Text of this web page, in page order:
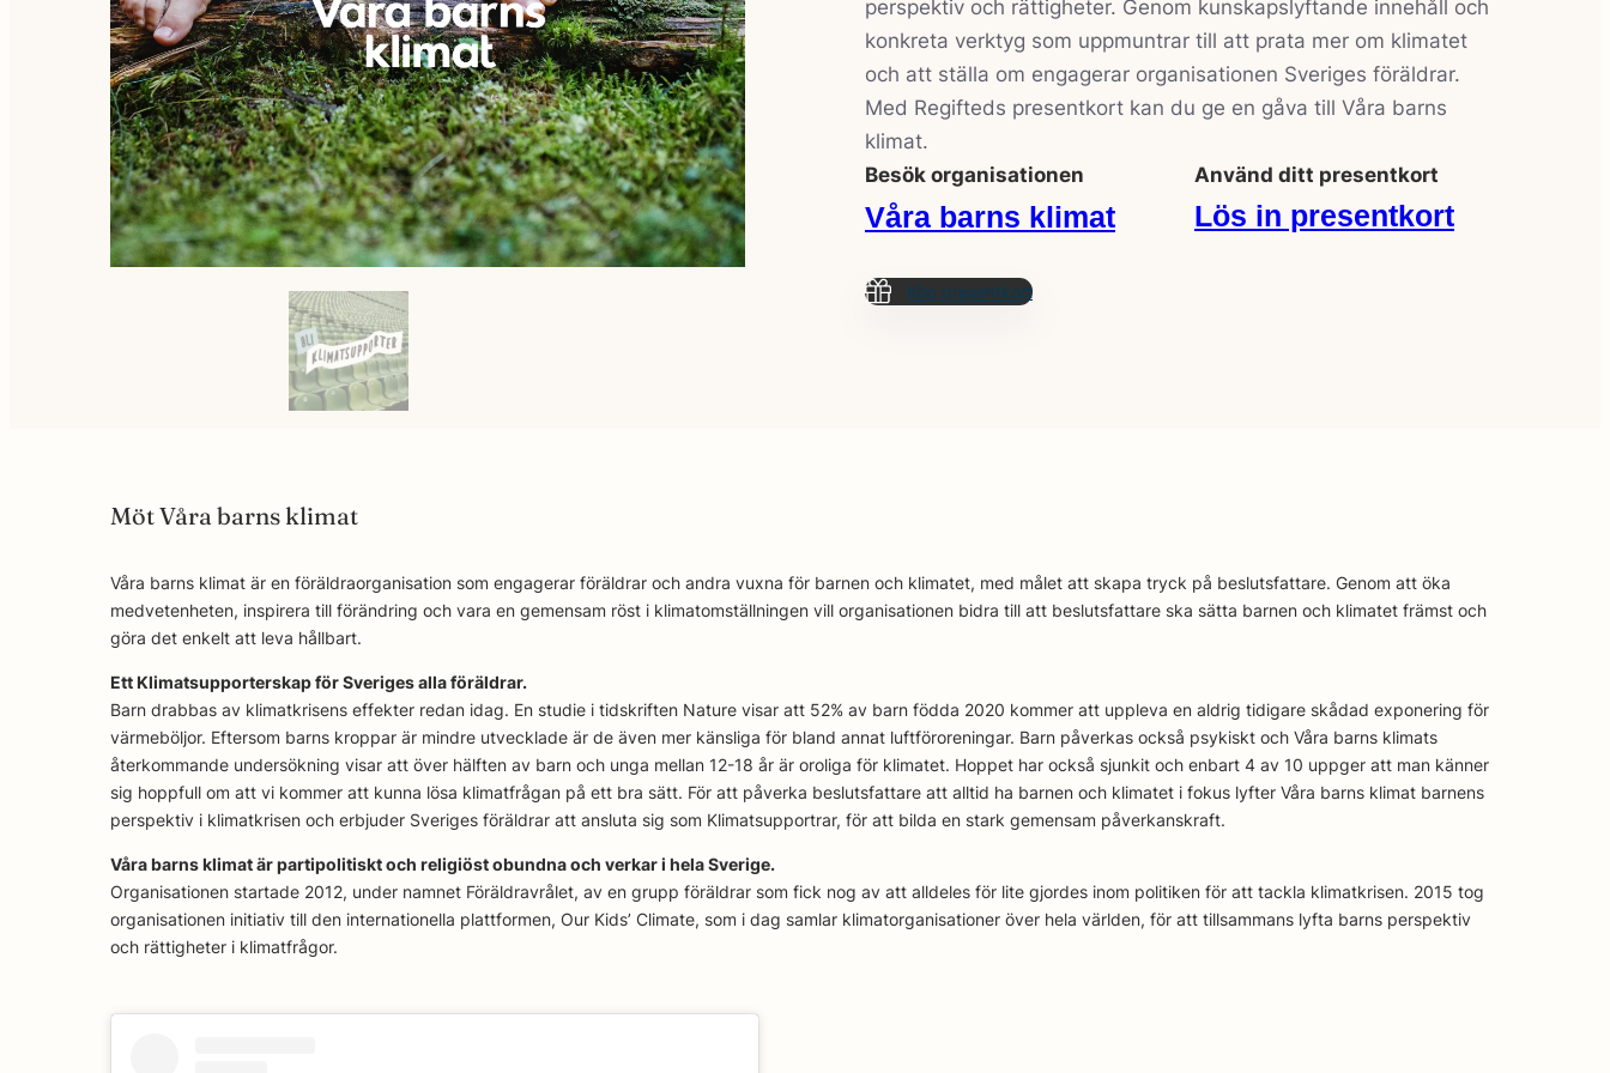
perspektiv och rättigheter. Genom kunskapslyftande innehåll och
konkreta verktyg som uppmuntrar till att prata mer om klimatet
och att ställa om engagerar organisationen Sveriges föräldrar.
Med Regifteds presentkort kan du ge en gåva till Våra barns
klimat.
Besök organisationen
Våra barns klimat
Använd ditt presentkort
Lös in presentkort
Köp presentkort
Möt Våra barns klimat
Våra barns klimat är en föräldraorganisation som engagerar föräldrar och andra vuxna för barnen och klimatet, med målet att skapa tryck på beslutsfattare. Genom att öka
medvetenheten, inspirera till förändring och vara en gemensam röst i klimatomställningen vill organisationen bidra till att beslutsfattare ska sätta barnen och klimatet främst och
göra det enkelt att leva hållbart.
Ett Klimatsupporterskap för Sveriges alla föräldrar.
Barn drabbas av klimatkrisens effekter redan idag. En studie i tidskriften Nature visar att 52% av barn födda 2020 kommer att uppleva en aldrig tidigare skådad exponering för
värmeböljor. Eftersom barns kroppar är mindre utvecklade är de även mer känsliga för bland annat luftföroreningar. Barn påverkas också psykiskt och Våra barns klimats
återkommande undersökning visar att över hälften av barn och unga mellan 12-18 år är oroliga för klimatet. Hoppet har också sjunkit och enbart 4 av 10 uppger att man känner
sig hoppfull om att vi kommer att kunna lösa klimatfrågan på ett bra sätt. För att påverka beslutsfattare att alltid ha barnen och klimatet i fokus lyfter Våra barns klimat barnens
perspektiv i klimatkrisen och erbjuder Sveriges föräldrar att ansluta sig som Klimatsupportrar, för att bilda en stark gemensam påverkanskraft.
Våra barns klimat är partipolitiskt och religiöst obundna och verkar i hela Sverige.
Organisationen startade 2012, under namnet Föräldravrålet, av en grupp föräldrar som fick nog av att alldeles för lite gjordes inom politiken för att tackla klimatkrisen. 2015 tog
organisationen initiativ till den internationella plattformen, Our Kids’ Climate, som i dag samlar klimatorganisationer över hela världen, för att tillsammans lyfta barns perspektiv
och rättigheter i klimatfrågor.